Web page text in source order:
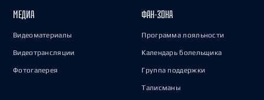
МЕДИА
Видеоматериалы
Видеотрансляции
Фотогалерея
ФАН-ЗОНА
Программа лояльности
Календарь болельщика
Группа поддержки
Талисманы